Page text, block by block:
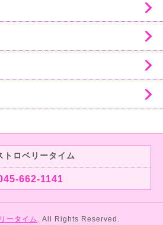
トロベリータイム
662-1141
ータイム . All Rights Reserved.